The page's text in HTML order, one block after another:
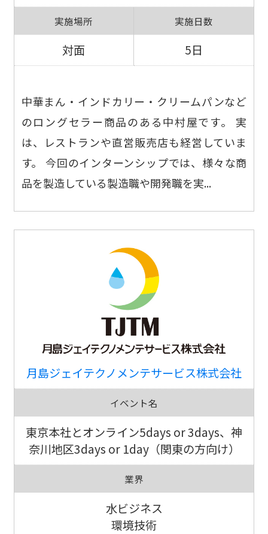
実施場所
対面
実施日数
5日
中華まん・インドカリー・クリームパンなど
のロングセラー商品のある中村屋です。 実
は、レストランや直営販売店も経営していま
す。 今回のインターンシップでは、様々な商
品を製造している製造職や開発職を実...
月島ジェイテクノメンテサービス株式会社
イベント名
東京本社とオンライン5days or 3days、神
奈川地区3days or 1day（関東の方向け）
業界
水ビジネス
環境技術